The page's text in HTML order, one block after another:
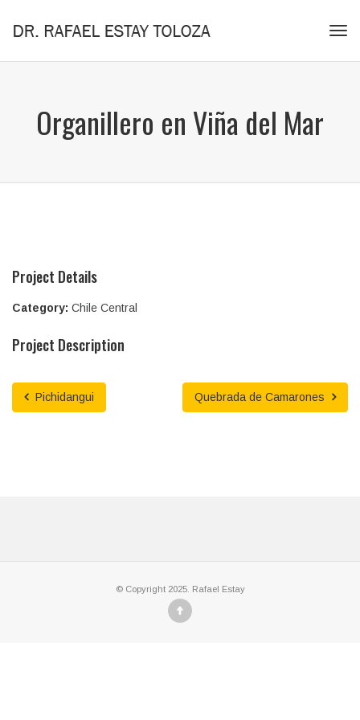
Organillero en Viña del Mar
Project Details
Category: Chile Central
Project Description
Pichidangui Quebrada de Camarones
© Copyright 2025. Rafael Estay